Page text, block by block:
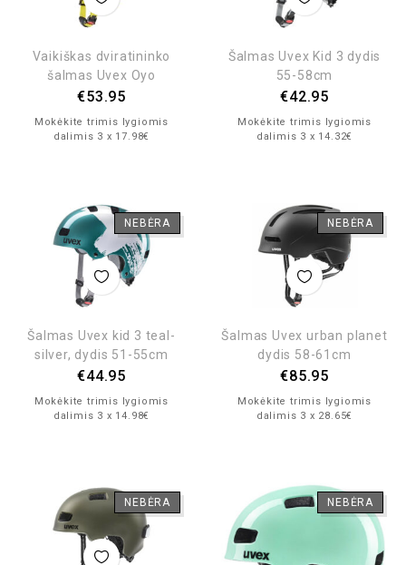
Vaikiškas dviratininko
šalmas Uvex Oyo
€53.95
Mokėkite trimis lygiomis
dalimis 3 x 17.98€
Šalmas Uvex Kid 3 dydis
55-58cm
€42.95
Mokėkite trimis lygiomis
dalimis 3 x 14.32€
NEBĖRA
Šalmas Uvex kid 3 teal-
silver, dydis 51-55cm
€44.95
Mokėkite trimis lygiomis
dalimis 3 x 14.98€
NEBĖRA
Šalmas Uvex urban planet
dydis 58-61cm
€85.95
Mokėkite trimis lygiomis
dalimis 3 x 28.65€
NEBĖRA NEBĖRA